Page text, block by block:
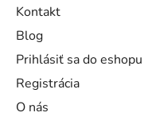
Kontakt
Blog
Prihlásiť sa do eshopu
Registrácia
O nás